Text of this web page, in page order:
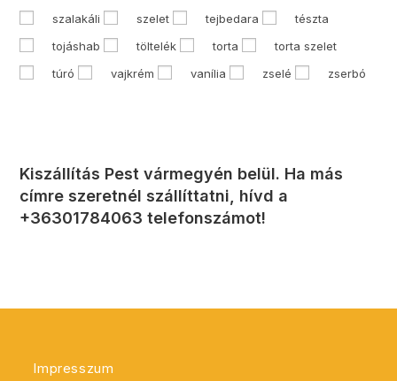
szalakáli
szelet tejbedara
tészta
tojáshab
töltelék torta
torta szelet
túró
vajkrém vanília zselé zserbó
Kiszállítás Pest vármegyén belül. Ha más
címre szeretnél szállíttatni, hívd a
+36301784063 telefonszámot!
Impresszum